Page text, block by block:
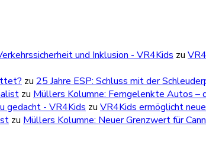
und Inklusion - VR4Kids zu
zu 25 Jahre ESP: Schluss mit der
zu Müllers Kolumne: Ferngelenkte Autos –
gedacht - VR4Kids zu VR4Kids ermöglicht
zu Müllers Kolumne: Neuer Grenzwert für